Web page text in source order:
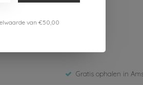
Gratis ophalen in
van €50,00